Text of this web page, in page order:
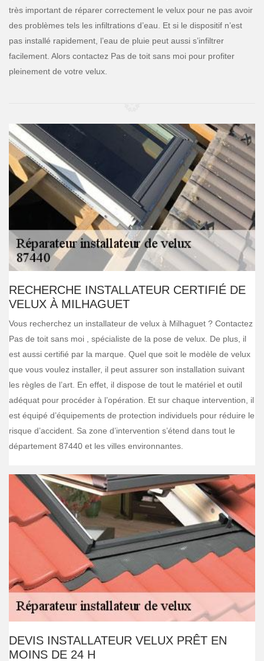
très important de réparer correctement le velux pour ne pas avoir
des problèmes tels les infiltrations d’eau. Et si le dispositif n’est
pas installé rapidement, l’eau de pluie peut aussi s’infiltrer
facilement. Alors contactez Pas de toit sans moi pour profiter
pleinement de votre velux.
RECHERCHE INSTALLATEUR CERTIFIÉ DE
VELUX À MILHAGUET
Vous recherchez un installateur de velux à Milhaguet ? Contactez
Pas de toit sans moi , spécialiste de la pose de velux. De plus, il
est aussi certifié par la marque. Quel que soit le modèle de velux
que vous voulez installer, il peut assurer son installation suivant
les règles de l’art. En effet, il dispose de tout le matériel et outil
adéquat pour procéder à l’opération. Et sur chaque intervention, il
est équipé d’équipements de protection individuels pour réduire le
risque d’accident. Sa zone d’intervention s’étend dans tout le
département 87440 et les villes environnantes.
DEVIS INSTALLATEUR VELUX PRÊT EN
MOINS DE 24 H